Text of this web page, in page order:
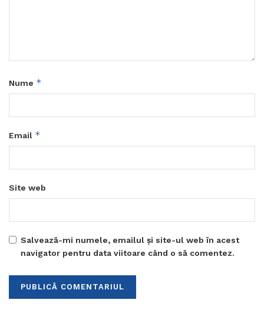
Nume *
Email *
Site web
Salvează-mi numele, emailul și site-ul web în acest
navigator pentru data viitoare când o să comentez.